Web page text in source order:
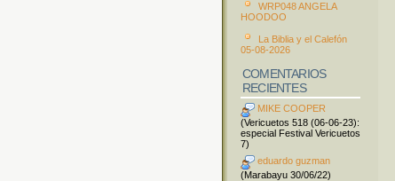
WRP048 ANGELA
HOODOO
La Biblia y el Calefón
05-08-2026
COMENTARIOS
RECIENTES
MIKE COOPER
(Vericuetos 518 (06-06-23):
especial Festival Vericuetos
7)
eduardo guzman
(Marabayu 30/06/22)